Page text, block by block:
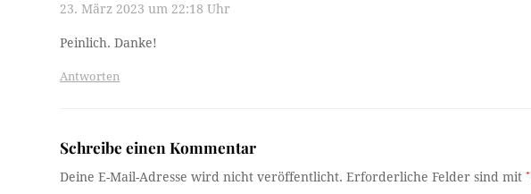
23. März 2023 um 22:18 Uhr
Peinlich. Danke!
Antworten
Schreibe einen Kommentar
Deine E-Mail-Adresse wird nicht veröffentlicht. Erforderliche Felder sind mit*